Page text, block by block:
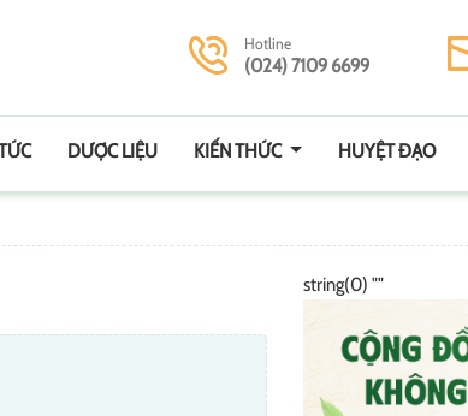
Hotline
(024) 7109 6699
DƯỢC LIỆU KIẾN THỨC HUYỆT ĐẠO
string(0) ""